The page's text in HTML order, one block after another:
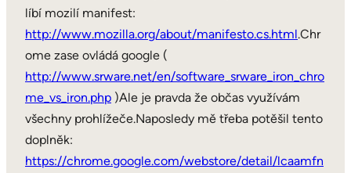
líbí mozilí manifest:
http://www.mozilla.org/about/manifesto.cs.html.Chr
ome zase ovládá google (
http://www.srware.net/en/software_srware_iron_chro
me_vs_iron.php )Ale je pravda že občas využívám
všechny prohlížeče.Naposledy mě třeba potěšil tento
doplněk:
https://chrome.google.com/webstore/detail/lcaamfn